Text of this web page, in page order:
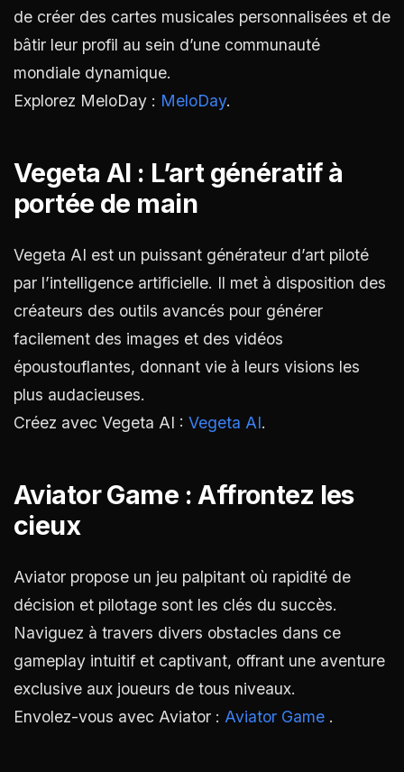
de créer des cartes musicales personnalisées et de
bâtir leur profil au sein d’une communauté
mondiale dynamique.
Explorez MeloDay : MeloDay.
Vegeta AI : L’art génératif à
portée de main
Vegeta AI est un puissant générateur d’art piloté
par l’intelligence artificielle. Il met à disposition des
créateurs des outils avancés pour générer
facilement des images et des vidéos
époustouflantes, donnant vie à leurs visions les
plus audacieuses.
Créez avec Vegeta AI : Vegeta AI.
Aviator Game : Affrontez les
cieux
Aviator propose un jeu palpitant où rapidité de
décision et pilotage sont les clés du succès.
Naviguez à travers divers obstacles dans ce
gameplay intuitif et captivant, offrant une aventure
exclusive aux joueurs de tous niveaux.
Envolez-vous avec Aviator : Aviator Game .